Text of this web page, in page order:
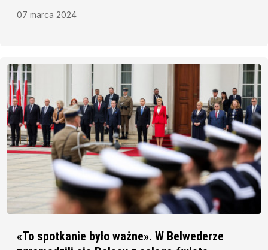
07 marca 2024
«To spotkanie było ważne». W Belwederze